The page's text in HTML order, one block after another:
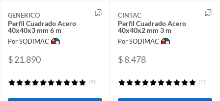
GENERICO
Perfil Cuadrado Acero
40x40x3 mm 6 m
Por SODIMAC
$ 21.890
(81)
CINTAC
Perfil Cuadrado Acero
40x40x2 mm 3 m
Por SODIMAC
$ 8.478
(11)